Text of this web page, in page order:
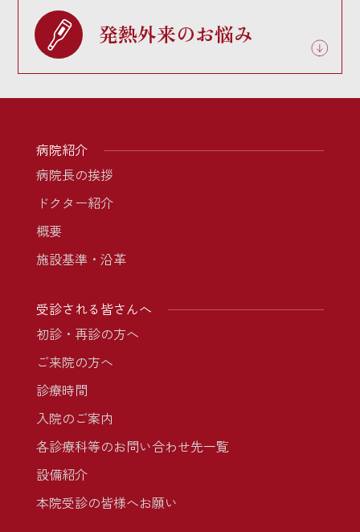
発熱外来のお悩み
病院紹介
病院長の挨拶
ドクター紹介
概要
施設基準・沿革
受診される皆さんへ
初診・再診の方へ
ご来院の方へ
診療時間
入院のご案内
各診療科等のお問い合わせ先一覧
設備紹介
本院受診の皆様へお願い